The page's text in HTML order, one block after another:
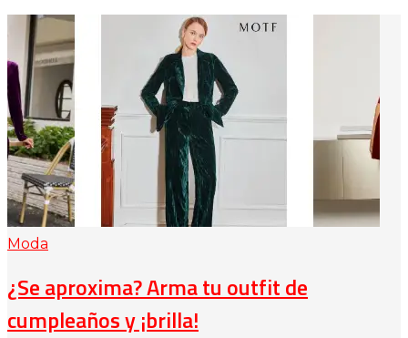
Moda
¿Se aproxima? Arma tu outfit de
cumpleaños y ¡brilla!